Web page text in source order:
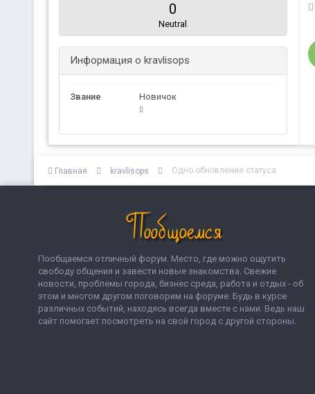
0
Neutral
Информация о kravlisops
Звание Новичок
Главная kravlisops Одно обновление статуса
Пообщаемся отличный форум. Место, где можно ощутить
свободу общения и завести новые знакомства. Свежие
новости, проблемы города, бизнес среда, работа и отдых - об
этом и многом другом поговорим на форуме. Будь в курсе
различных событий, находясь всегда вместе с нами. Ведь наш
сайт помогает посмотреть на свой город с другой стороны.